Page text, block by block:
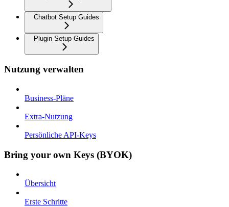
Chatbot Setup Guides
Plugin Setup Guides
Nutzung verwalten
Business-Pläne
Extra-Nutzung
Persönliche API-Keys
Bring your own Keys (BYOK)
Übersicht
Erste Schritte